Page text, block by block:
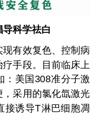
科学祛白
有效复色、控制病
手段。目前临床上
：美国308准分子激
采用的氯化氙激光
接诱导T淋巴细胞凋